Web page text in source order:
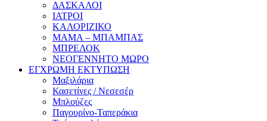
ΔΑΣΚΑΛΟΙ
ΙΑΤΡΟΙ
ΚΑΛΟΡΙΖΙΚΟ
ΜΑΜΑ – ΜΠΑΜΠΑΣ
ΜΠΡΕΛΟΚ
ΝΕΟΓΕΝΝΗΤΟ ΜΩΡΟ
ΕΓΧΡΩΜΗ ΕΚΤΥΠΩΣΗ
Μαξιλάρια
Κασετίνες / Νεσεσέρ
Μπλούζες
Παγουρίνο-Ταπεράκια